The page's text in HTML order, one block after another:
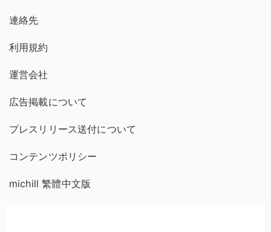
連絡先
利用規約
運営会社
広告掲載について
プレスリリース送付について
コンテンツポリシー
michill 繁體中文版